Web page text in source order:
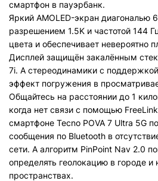
смартфон в пауэрбанк.
Яркий AMOLED-экран диагональю
разрешением 1.5K и частотой 144
цвета и обеспечивает невероятно
Дисплей защищён закалённым
7i. А стереодинамики с
эффект погружения в
Общайтесь на расстоянии до 1
когда нет связи с помощью
смартфоне Tecno POVA 7 Ultra 5G
сообщения по Bluetooth в
сети. А алгоритм PinPoint Nav 2.0
определять геолокацию в городе и
пространствах.